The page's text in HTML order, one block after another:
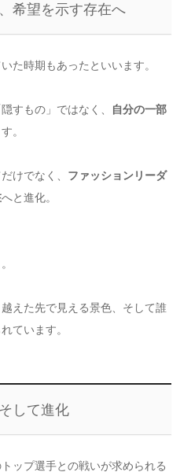
希望を示す存在へ
た時期もあったといいます。
すもの」ではなく、
自分の一部
。
けでなく、 ファッションリーダ
へと進化。
。
えた先で見える景色、そして誰
ています。
して進化
ップ選手との戦いが求められる